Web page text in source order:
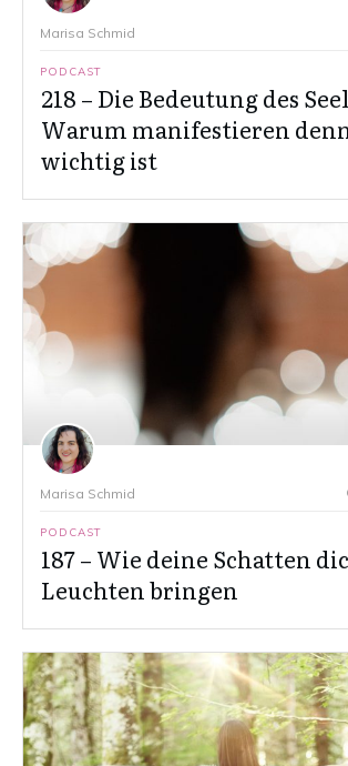
Marisa Schmid
PODCAST
218 – Die Bedeutung des
Warum manifestieren
wichtig ist
Marisa Schmid
PODCAST
187 – Wie deine Schatten
Leuchten bringen